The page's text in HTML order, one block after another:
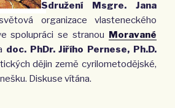
Sdružení Msgre. Jana
organizace vlasteneckého
spolupráci se stranou Moravané
doc. PhDr. Jiřího Pernese, Ph.D.
dějin země cyrilometodějské,
Diskuse vítána.